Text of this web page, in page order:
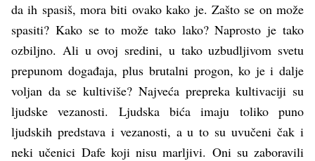
da ih spasiš, mora biti ovako kako je. Zašto se on može
spasiti? Kako se to može tako lako? Naprosto je tako
ozbiljno. Ali u ovoj sredini, u tako uzbudljivom svetu
prepunom događaja, plus brutalni progon, ko je i dalje
voljan da se kultiviše? Najveća prepreka kultivaciji su
ljudske vezanosti. Ljudska bića imaju toliko puno
ljudskih predstava i vezanosti, a u to su uvučeni čak i
neki učenici Dafe koji nisu marljivi. Oni su zaboravili